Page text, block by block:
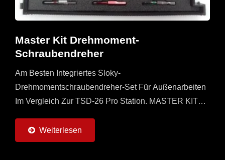
Master Kit Drehmoment-
Schraubendreher
Am Besten Integriertes Sloky-
Drehmomentschraubendreher-Set Für Außenarbeiten
Im Vergleich Zur TSD-26 Pro Station. MASTER KIT
Drehmomentadaptern (0,6...
Weiterlesen